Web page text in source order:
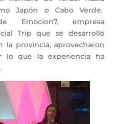
Japón o Cabo Verde.
Emocion7, empresa
Trip que se desarrolló
la provincia, aprovecharon
lo que la experiencia ha